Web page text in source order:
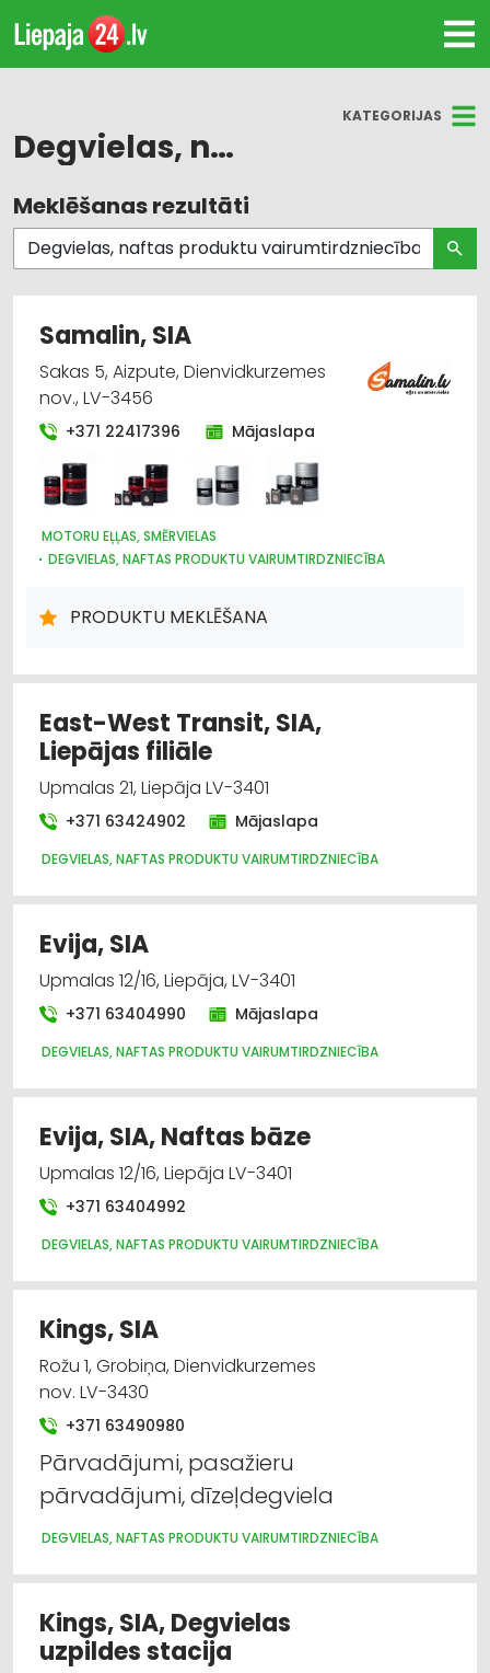
KATEGORIJAS
Degvielas, naftas produktu vairumtirdzniecība
Visas nozares
Degvielas, naftas produktu vairumtirdzniecība
Degvielas, naftas produktu uzglabāšana un
transportēšana
Kurināmais
Motoru eļļas, smērvielas
Meklēšanas rezultāti
Samalin, SIA
Sakas 5, Aizpute, Dienvidkurzemes
nov., LV-3456
+371 22417396 Mājaslapa
MOTORU EĻĻAS, SMĒRVIELAS
DEGVIELAS, NAFTAS PRODUKTU VAIRUMTIRDZNIECĪBA
PRODUKTU MEKLĒŠANA
East-West Transit, SIA,
Liepājas filiāle
Upmalas 21, Liepāja LV-3401
+371 63424902 Mājaslapa
DEGVIELAS, NAFTAS PRODUKTU VAIRUMTIRDZNIECĪBA
Evija, SIA
Upmalas 12/16, Liepāja, LV-3401
+371 63404990 Mājaslapa
DEGVIELAS, NAFTAS PRODUKTU VAIRUMTIRDZNIECĪBA
Evija, SIA, Naftas bāze
Upmalas 12/16, Liepāja LV-3401
+371 63404992
DEGVIELAS, NAFTAS PRODUKTU VAIRUMTIRDZNIECĪBA
Kings, SIA
Rožu 1, Grobiņa, Dienvidkurzemes
nov. LV-3430
+371 63490980
Pārvadājumi, pasažieru
pārvadājumi, dīzeļdegviela
DEGVIELAS, NAFTAS PRODUKTU VAIRUMTIRDZNIECĪBA
Kings, SIA, Degvielas
uzpildes stacija